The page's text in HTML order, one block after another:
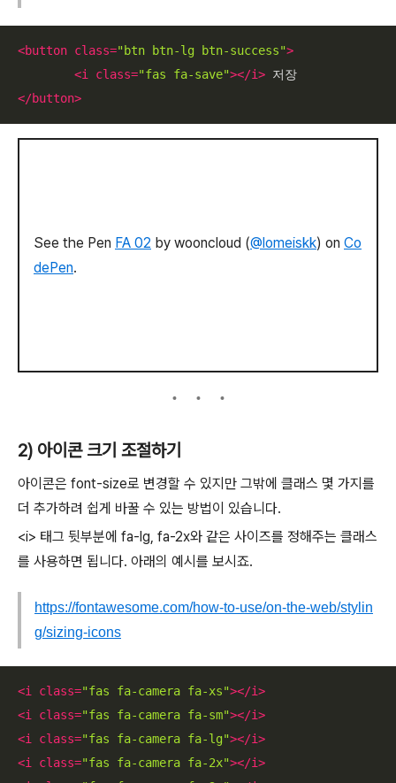
<button class="btn btn-lg btn-success">
<i class="fas fa-save"></i>
</button>
See the Pen FA 02 by wooncloud (@lomeiskk) on Co
dePen.
2) 아이콘 크기 조절하기
아이콘은 font-size로 변경할 수 있지만 그밖에 클래스 몇 가지를
더 추가하려 쉽게 바꿀 수 있는 방법이 있습니다.
<i> 태그 뒷부분에 fa-lg, fa-2x와 같은 사이즈를 정해주는 클래스
를 사용하면 됩니다. 아래의 예시를 보시죠.
https://fontawesome.com/how-to-use/on-the-web/stylin
g/sizing-icons
<i class="fas fa-camera fa-xs"></i>
<i class="fas fa-camera fa-sm"></i>
<i class="fas fa-camera fa-lg"></i>
<i class="fas fa-camera fa-2x"></i>